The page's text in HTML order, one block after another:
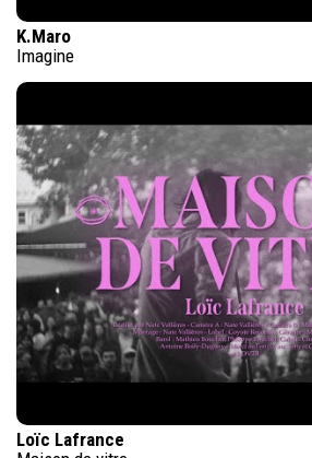
K.Maro
Imagine
Loïc Lafrance